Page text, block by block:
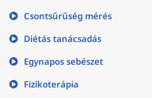
Csontsűrűség mérés
Diétás tanácsadás
Egynapos sebészet
Fizikoterápia